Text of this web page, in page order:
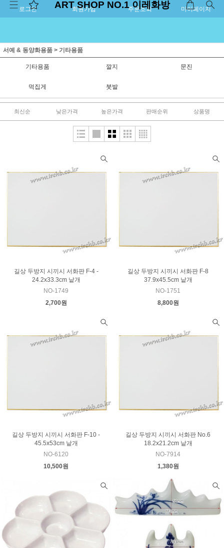
로그인 회원가입 주문조회 마이페이지
ART SHOP NO.1 이레화방
서예 & 동양화용품 > 기타용품
기타용품 깔지 문진
먹집게 붓발
최신순 낮은가격 높은가격 판매순위 상품명
길상 두방지 시끼시 서화판 F-4 -
24.2x33.3cm 낱개
NO-1749
2,700원
길상 두방지 시끼시 서화판 F-8
37.9x45.5cm 낱개
NO-1751
8,800원
길상 두방지 시끼시 서화판 F-10 -
45.5x53cm 낱개
NO-6120
10,500원
길상 두방지 시끼시 서화판 No.6
18.2x21.2cm 낱개
NO-7914
1,380원